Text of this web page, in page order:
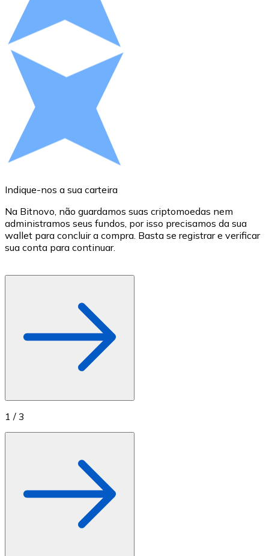
Compre criptomoedas com dinheiro e outros métodos
Comprar com dinheiro
Transferência SEPA
Adicione fundos à sua conta Bitnovo ou faça
Comprar com transferência bancária
Cartão de crédito / débito
Use cartões Visa e Mastercard para comprar
Comprar com cartão
Loja - Cartões-presente
Novo
Compre cartões-presente das suas marcas favoritas
Ir para a loja de cartões-presente
Indique-nos a sua carteira
Na Bitnovo, não guardamos suas criptomoedas nem
administramos seus fundos, por isso precisamos da sua
wallet para concluir a compra. Basta se registrar e verificar
sua conta para continuar.
1 / 3